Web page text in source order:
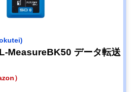
MeasureBK50 データ転送
）